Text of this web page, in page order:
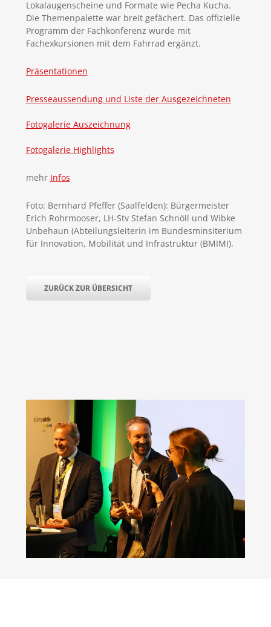
Lokalaugenscheine und Formate wie Pecha Kucha.
Die Themenpalette war breit gefächert. Das offizielle
Programm der Fachkonferenz wurde mit
Fachexkursionen mit dem Fahrrad ergänzt.
Präsentationen
Presseaussendung und Liste der Ausgezeichneten
Fotogalerie Auszeichnung
Fotogalerie Highlights
mehr Infos
Foto: Bernhard Pfeffer (Saalfelden): Bürgermeister
Erich Rohrmooser, LH-Stv Stefan Schnöll und Wibke
Unbehaun (Abteilungsleiterin im Bundesminsiterium
für Innovation, Mobilität und Infrastruktur (BMIMI).
ZURÜCK ZUR ÜBERSICHT